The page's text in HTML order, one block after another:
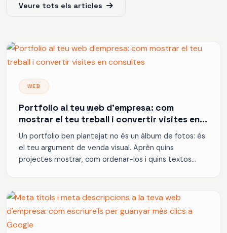
Veure tots els articles
WEB
Portfolio al teu web d'empresa: com
mostrar el teu treball i convertir visites en
consultes
Un portfolio ben plantejat no és un àlbum de fotos: és
el teu argument de venda visual. Aprèn quins
projectes mostrar, com ordenar-los i quins textos